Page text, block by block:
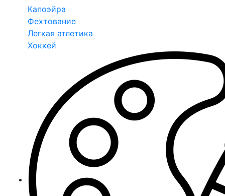
Капоэйра
Фехтование
Легкая атлетика
Хоккей